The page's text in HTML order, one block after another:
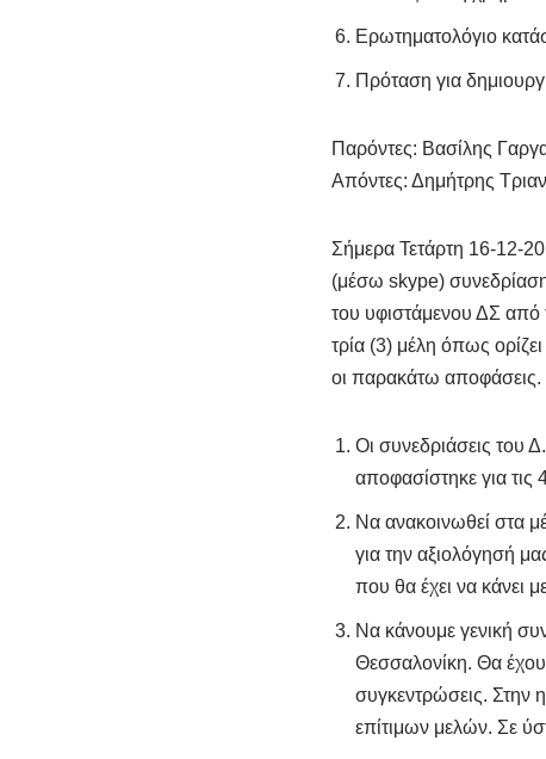
Ερωτηματολόγιο
Πρόταση για
Παρόντες: Βασίλης
Απόντες: Δημήτρης
Σήμερα Τετάρτη 16-12-
(μέσω skype)
του υφιστάμενου ΔΣ από
τρία (3) μέλη όπως
οι παρακάτω αποφάσεις.
Οι συνεδριάσεις του
αποφασίστηκε για τις
Να ανακοινωθεί στα
για την αξιολόγησή
που θα έχει να κάνει
Να κάνουμε γενική
Θεσσαλονίκη. Θα
συγκεντρώσεις. Στην
επίτιμων μελών. Σε